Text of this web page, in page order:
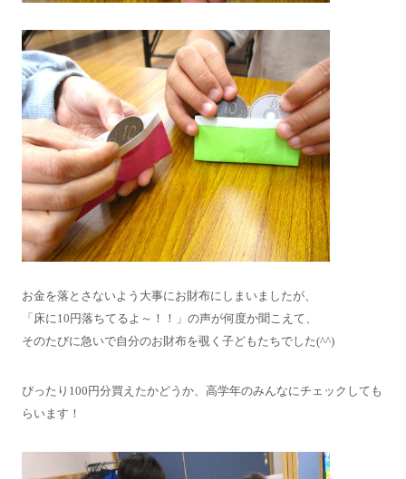
お金を落とさないよう大事にお財布にしまいましたが、
「床に10円落ちてるよ～！！」の声が何度か聞こえて、
そのたびに急いで自分のお財布を覗く子どもたちでした(^^)
ぴったり100円分買えたかどうか、高学年のみんなにチェックしても
らいます！